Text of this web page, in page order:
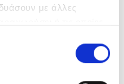
με άλλες
Guide. Bookmark the